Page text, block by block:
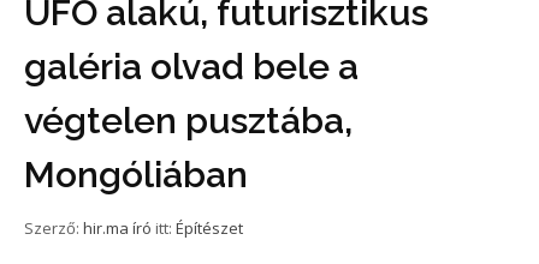
UFÓ alakú, futurisztikus
galéria olvad bele a
végtelen pusztába,
Mongóliában
Szerző: hir.ma író itt: Építészet